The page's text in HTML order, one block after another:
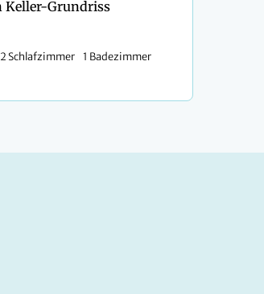
Keller-Grundriss
2 Schlafzimmer 1 Badezimmer